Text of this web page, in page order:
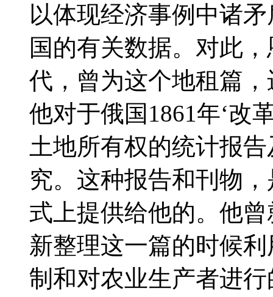
以体现经济事例中诸
国的有关数据。对此
代，曾为这个地租篇
他对于俄国1861年‘改
土地所有权的统计报
究。这种报告和刊物
式上提供给他的。他
新整理这一篇的时候
制和对农业生产者进